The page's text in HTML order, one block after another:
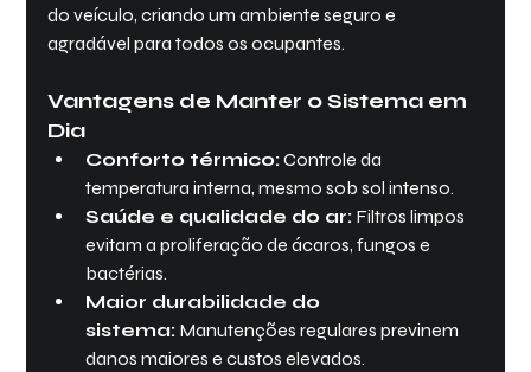
do veículo, criando um ambiente seguro e
agradável para todos os ocupantes.
Vantagens de Manter o Sistema em
Dia
Conforto térmico: Controle da
temperatura interna, mesmo sob sol intenso.
Saúde e qualidade do ar: Filtros limpos
evitam a proliferação de ácaros, fungos e
bactérias.
Maior durabilidade do
sistema: Manutenções regulares previnem
danos maiores e custos elevados.